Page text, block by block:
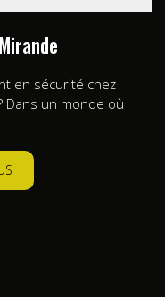
en sécurité chez
un monde où